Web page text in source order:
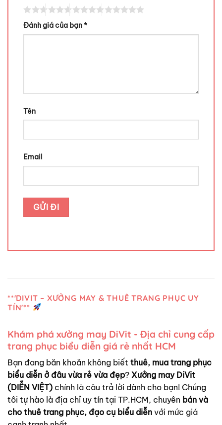
Đánh giá của bạn*
Tên
Email
**'DIVIT – XƯỞNG MAY & THUÊ TRANG PHỤC UY
TÍN'**
Khám phá xưởng may DiVit - Địa chỉ cung cấp
trang phục biểu diễn giá rẻ nhất HCM
Bạn đang băn khoăn không biết thuê, mua trang phục
biểu diễn ở đâu vừa rẻ vừa đẹp? Xưởng may DiVit
(DIỄN VIỆT) chính là câu trả lời dành cho bạn! Chúng
tôi tự hào là địa chỉ uy tín tại TP.HCM, chuyên bán và
cho thuê trang phục, đạo cụ biểu diễn với mức giá